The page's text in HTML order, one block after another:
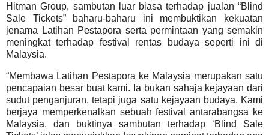
Hitman Group, sambutan luar biasa terhadap jualan “Blind
Sale Tickets” baharu-baharu ini membuktikan kekuatan
jenama Latihan Pestapora serta permintaan yang semakin
meningkat terhadap festival rentas budaya seperti ini di
Malaysia.
“Membawa Latihan Pestapora ke Malaysia merupakan satu
pencapaian besar buat kami. Ia bukan sahaja kejayaan dari
sudut penganjuran, tetapi juga satu kejayaan budaya. Kami
berjaya memperkenalkan sebuah festival antarabangsa ke
Malaysia, dan buktinya sambutan terhadap ‘Blind Sale